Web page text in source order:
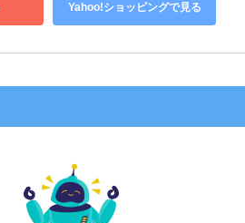
Yahoo!ショッピングで見る